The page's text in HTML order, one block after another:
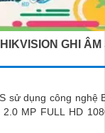
GHI ÂM
sử dụng công nghệ
MP FULL HD